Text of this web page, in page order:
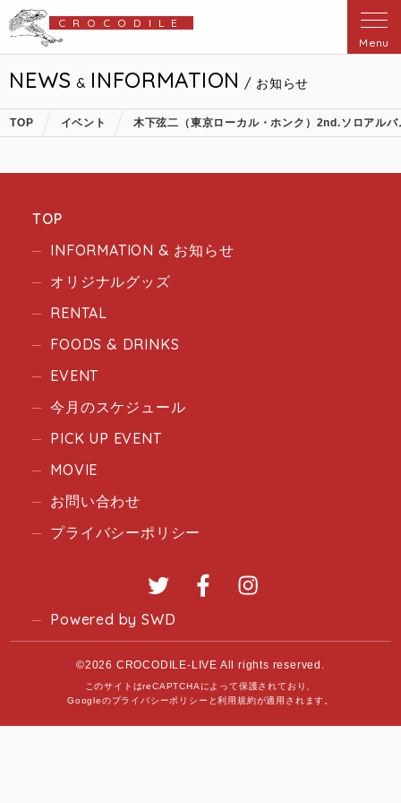
CROCODILE
Menu
NEWS & INFORMATION / お知らせ
TOP イベント 木下弦二（東京ローカル・ホンク）2nd.ソロアル
TOP
INFORMATION & お知らせ
オリジナルグッズ
RENTAL
FOODS & DRINKS
EVENT
今月のスケジュール
PICK UP EVENT
MOVIE
お問い合わせ
プライバシーポリシー
Twitter Facebook
Powered by SWD
©2026 CROCODILE-LIVE All rights reserved.
このサイトはreCAPTCHAによって保護されており、
Googleのプライバシーポリシー と利用規約が適用されます。